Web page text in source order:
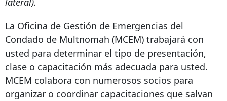
La Oficina de Gestión de Emergencias del
Condado de Multnomah (MCEM) trabajará con
usted para determinar el tipo de presentación,
clase o capacitación más adecuada para usted.
MCEM colabora con numerosos socios para
organizar o coordinar capacitaciones que salvan